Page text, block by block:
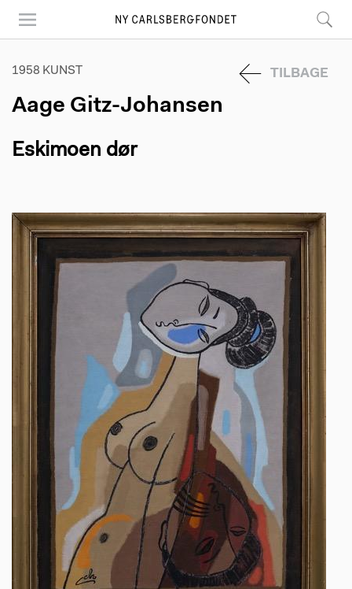
main
1958 KUNST TILBAGE
Aage Gitz-Johansen
Eskimoen dør